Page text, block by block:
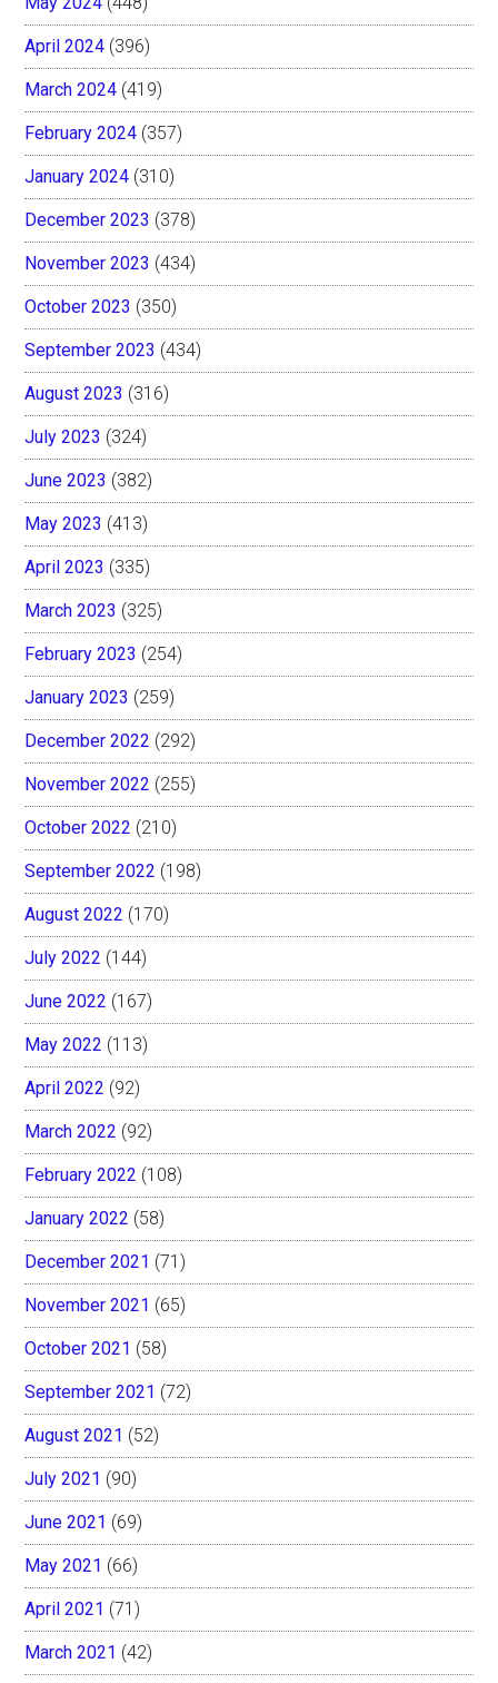
April 2024 (396)
March 2024 (419)
February 2024 (357)
January 2024 (310)
December 2023 (378)
November 2023 (434)
October 2023 (350)
September 2023 (434)
August 2023 (316)
July 2023 (324)
June 2023 (382)
May 2023 (413)
April 2023 (335)
March 2023 (325)
February 2023 (254)
January 2023 (259)
December 2022 (292)
November 2022 (255)
October 2022 (210)
September 2022 (198)
August 2022 (170)
July 2022 (144)
June 2022 (167)
May 2022 (113)
April 2022 (92)
March 2022 (92)
February 2022 (108)
January 2022 (58)
December 2021 (71)
November 2021 (65)
October 2021 (58)
September 2021 (72)
August 2021 (52)
July 2021 (90)
June 2021 (69)
May 2021 (66)
April 2021 (71)
March 2021 (42)